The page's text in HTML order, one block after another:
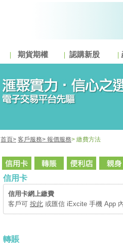
期貨期權 認購新股
首頁> 客戶服務> 報價服務> 繳費方法
信用卡
信用卡網上繳費
客戶可 按此 或匯信 iExcite 手機 App
轉賬